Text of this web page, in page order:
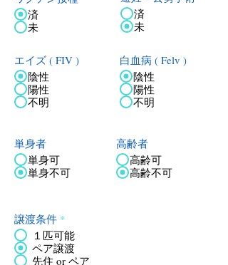
済
未
エイズ ( FIV )
陰性
陽性
不明
済
未
白血病 ( Felv )
陰性
陽性
不明
単身者
単身可
単身不可
高齢者
高齢可
高齢不可
譲渡条件 *
１匹可能
ペア譲渡
先住 or ペア